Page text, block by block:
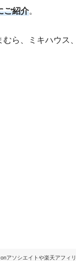
ご紹介。
ら、ミキハウス
アソシエイトや楽天アフィ